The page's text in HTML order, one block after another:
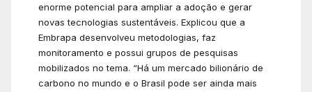
enorme potencial para ampliar a adoção e gerar
novas tecnologias sustentáveis. Explicou que a
Embrapa desenvolveu metodologias, faz
monitoramento e possui grupos de pesquisas
mobilizados no tema. “Há um mercado bilionário de
carbono no mundo e o Brasil pode ser ainda mais